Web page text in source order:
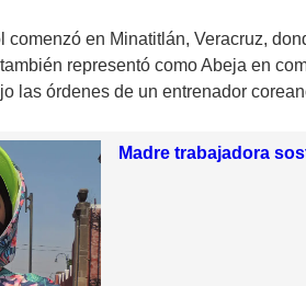
comenzó en Minatitlán, Veracruz,
representó como Abeja en
las órdenes de un entrenador
Madre trabajadora